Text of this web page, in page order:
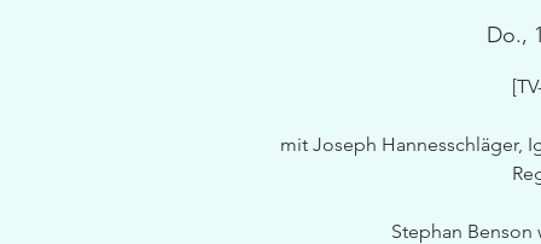
Do.,
mit Joseph Hannesschläger,
Stephan